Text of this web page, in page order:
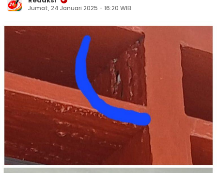
Jumat, 24 Januari 2025 - 16:20 WIB